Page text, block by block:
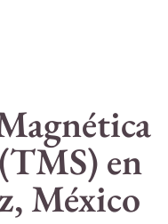
en
México